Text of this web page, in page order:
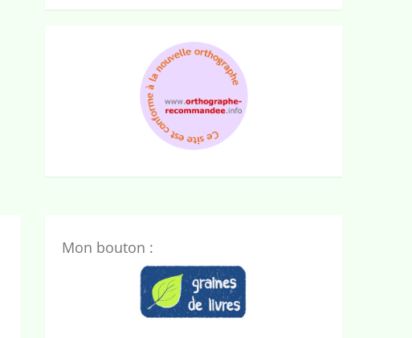
Mon bouton :